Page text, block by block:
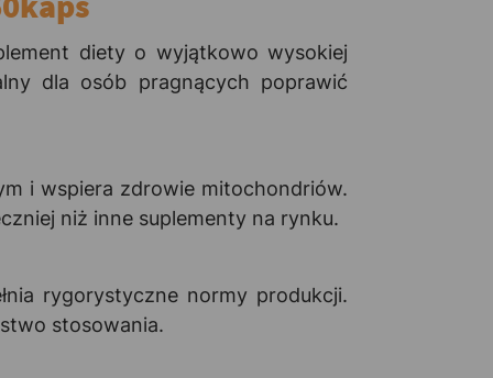
diety o wyjątkowo wysokiej
dla osób pragnących poprawić
i wspiera zdrowie mitochondriów.
niż inne suplementy na rynku.
rygorystyczne normy produkcji.
stosowania.